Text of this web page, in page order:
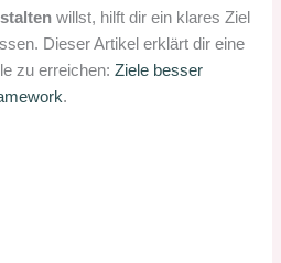
willst, hilft dir ein klares Ziel
Dieser Artikel erklärt dir eine
zu erreichen:Ziele besser
.